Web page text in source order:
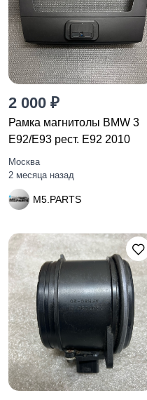
2 000 ₽
Рамка магнитолы BMW 3
E92/E93 рест. E92 2010
Москва
2 месяца назад
M5.PARTS